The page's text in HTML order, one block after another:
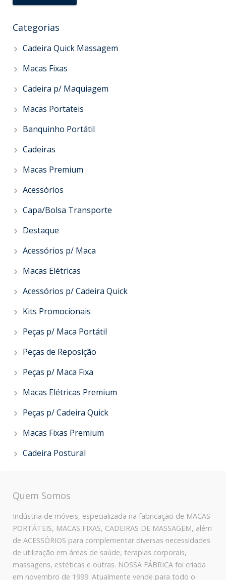
Categorias
Cadeira Quick Massagem
Macas Fixas
Cadeira p/ Maquiagem
Macas Portateis
Banquinho Portátil
Cadeiras
Macas Premium
Acessórios
Capa/Bolsa Transporte
Destaque
Acessórios p/ Maca
Macas Elétricas
Acessórios p/ Cadeira Quick
Kits Promocionais
Peças p/ Maca Portátil
Peças de Reposição
Peças p/ Maca Fixa
Macas Elétricas Premium
Peças p/ Cadeira Quick
Macas Fixas Premium
Cadeira Postural
Quem Somos
Indústria de móveis, especializada na fabricação de MACAS
PORTÁTEIS, MACAS FIXAS, CADEIRAS DE MASSAGEM, além
de ACESSÓRIOS para complementar diversas necessidades
de utilização em áreas de saúde, terapias corporais,
massagens, estéticas e outras. NOSSA FÁBRICA foi criada
em novembro de 1999. Atualmente vende para todo o